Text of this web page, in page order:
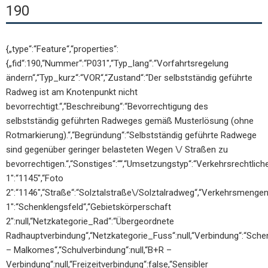
190
{„type“:“Feature“,“properties“:
{„fid“:190,“Nummer“:“P031″,“Typ_lang“:“Vorfahrtsregelung
ändern“,“Typ_kurz“:“VOR“,“Zustand“:“Der selbstständig geführte
Radweg ist am Knotenpunkt nicht
bevorrechtigt.“,“Beschreibung“:“Bevorrechtigung des
selbstständig geführten Radweges gemäß Musterlösung (ohne
Rotmarkierung).“,“Begründung“:“Selbstständig geführte Radwege
sind gegenüber geringer belasteten Wegen \/ Straßen zu
1″:“1145″,“Foto
2″:“1146″,“Straße“:“Solztalstraße\/
1″:“Schenklengsfeld“,“Gebietskörperschaft
2″:null,“Netzkategorie_Rad“:“Übergeordnete
– Malkomes“,“Schulverbindung“:null,“B+R –
Verbindung“:null,“Freizeitverbindung“:false,“Sensibler